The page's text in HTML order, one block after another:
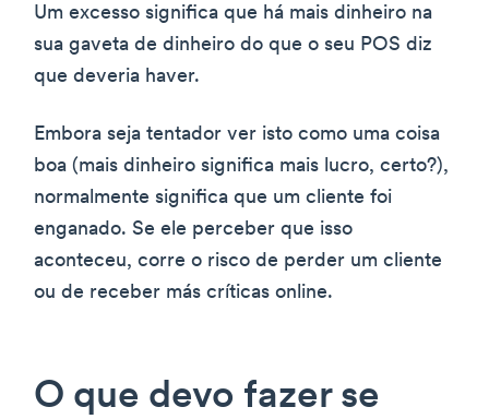
Um excesso significa que há mais dinheiro na
sua gaveta de dinheiro do que o seu POS diz
que deveria haver.
Embora seja tentador ver isto como uma coisa
boa (mais dinheiro significa mais lucro, certo?),
normalmente significa que um cliente foi
enganado. Se ele perceber que isso
aconteceu, corre o risco de perder um cliente
ou de receber más críticas online.
O que devo fazer se